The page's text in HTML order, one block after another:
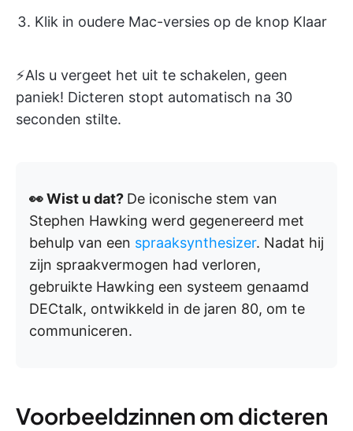
Klik in oudere Mac-versies op de knop Klaar
⚡️Als u vergeet het uit te schakelen, geen
paniek! Dicteren stopt automatisch na 30
seconden stilte.
👀 Wist u dat? De iconische stem van
Stephen Hawking werd gegenereerd met
behulp van een spraaksynthesizer. Nadat hij
zijn spraakvermogen had verloren,
gebruikte Hawking een systeem genaamd
DECtalk, ontwikkeld in de jaren 80, om te
communiceren.
Voorbeeldzinnen om dicteren